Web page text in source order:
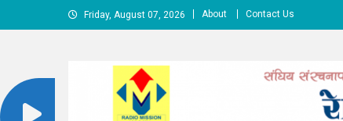
to
Friday, August 07, 2026 About Contact Us